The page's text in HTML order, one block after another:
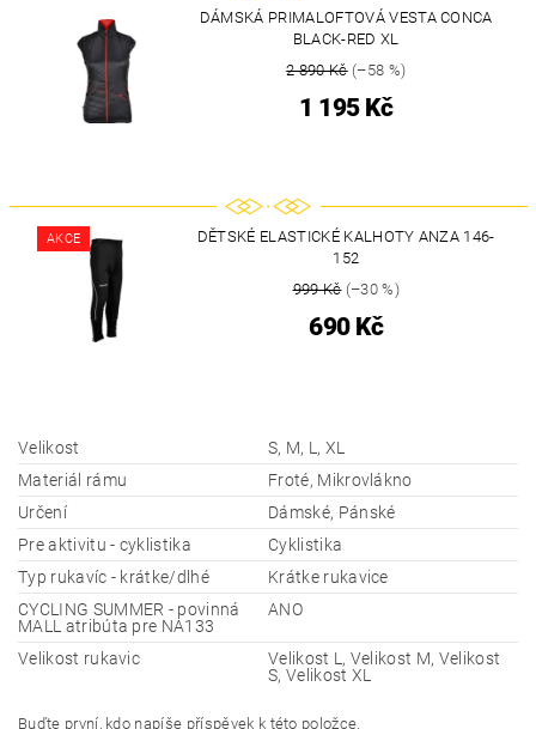
DÁMSKÁ PRIMALOFTOVÁ VESTA CONCA
BLACK-RED XL
2 890 Kč(–58 %)
1 195 Kč
AKCE
DĚTSKÉ ELASTICKÉ KALHOTY ANZA 146-
152
999 Kč(–30 %)
690 Kč
Velikost
S, M, L, XL
Materiál rámu
Froté, Mikrovlákno
Určení
Dámské, Pánské
Pre aktivitu - cyklistika
Cyklistika
Typ rukavíc - krátke/dlhé
Krátke rukavice
CYCLING SUMMER - povinná
MALL atribúta pre NA133
ANO
Velikost rukavic
Velikost L, Velikost M, Velikost
S, Velikost XL
Buďte první, kdo napíše příspěvek k této položce.